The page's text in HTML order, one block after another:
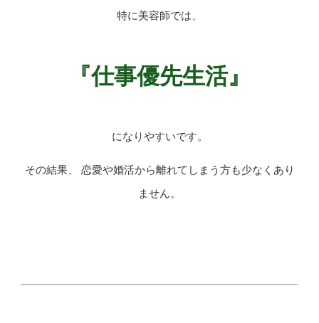
特に美容師では、
『仕事優先生活』
になりやすいです。
その結果、 恋愛や婚活から離れてしまう方も少なくあり
ません。